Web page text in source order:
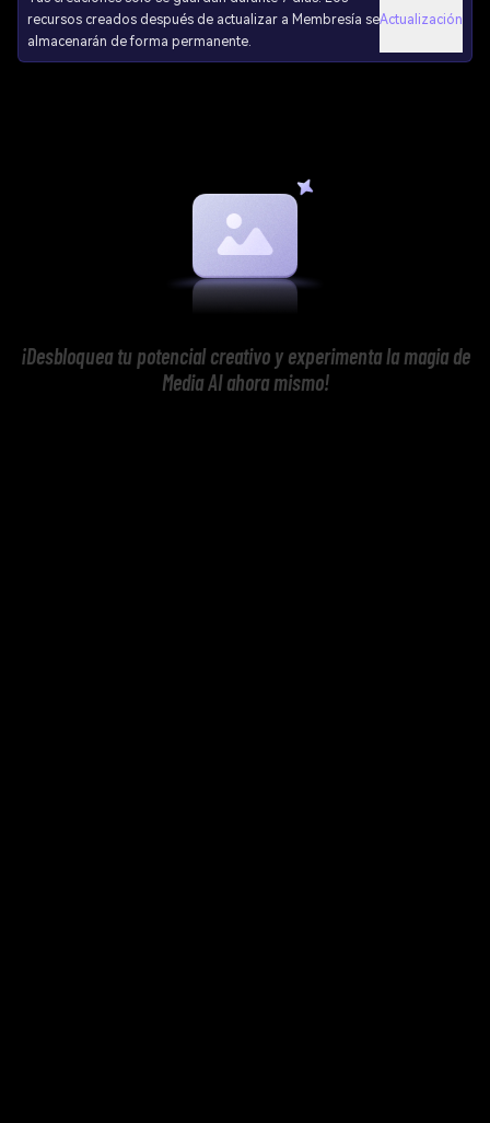
recursos creados después de actualizar a Membresía se
almacenarán de forma permanente.
Actualización
¡Desbloquea tu potencial creativo y experimenta la magia de
Media AI ahora mismo!